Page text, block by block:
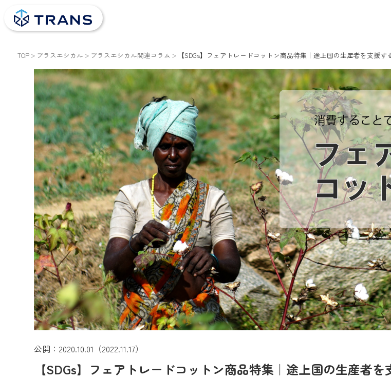
TOP プラスエシカル プラスエシカル関連コラム 【SDGs】フェアトレードコットン商品特集｜途上国の生産者を支援す
公開：2020.10.01（2022.11.17）
【SDGs】フェアトレードコットン商品特集｜途上国の生産者